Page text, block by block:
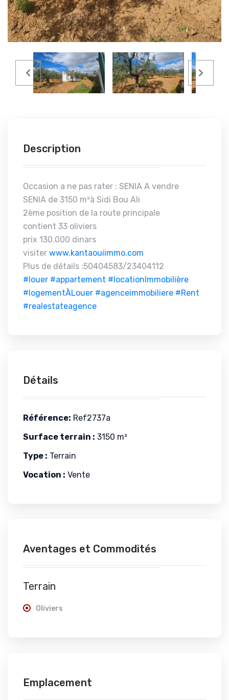
Description
Occasion a ne pas rater : SENIA A vendre
SENIA de 3150 m²à Sidi Bou Ali
2ème position de la route principale
contient 33 oliviers
prix 130.000 dinars
visiter www.kantaouiimmo.com
Plus de détails :50404583/23404112
#louer #appartement #locationImmobilière
#logementÀLouer #agenceimmobiliere #Rent
#realestateagence
Détails
Référence: Ref2737a
Surface terrain : 3150 m²
Type : Terrain
Vocation : Vente
Aventages et Commodités
Terrain
Oliviers
Emplacement